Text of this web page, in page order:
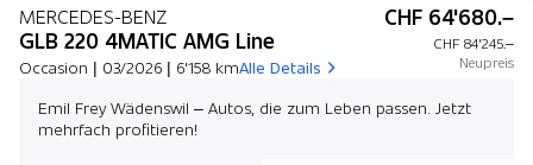
MERCEDES-BENZ
GLB 220 4MATIC AMG Line
Occasion | 03/2026 | 6'158 kmAlle Details
CHF 64'680.–
CHF 84'245.–
Neupreis
Emil Frey Wädenswil – Autos, die zum Leben passen. Jetzt
mehrfach profitieren!